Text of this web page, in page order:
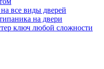
все виды дверей
на двери
ключ любой сложности